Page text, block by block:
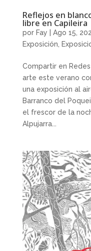
Reflejos en
libre en Capileira
por Fay Ago 15,
Exposición,
Compartir en
arte este verano
una exposición al
Barranco del
el frescor de la
Alpujarra...